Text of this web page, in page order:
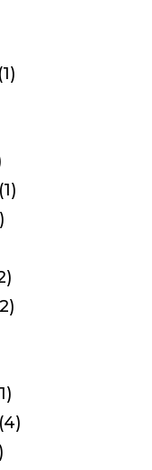
(1)
(1)
(4)